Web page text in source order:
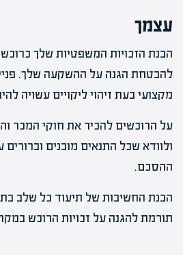
עצמך
הבנת הזכויות המשפטיות שלך
להבטחת הגנה על ההשקעה שלך.
מקצועי בעת זיהוי ליקויים עשויה
על הרוכשים להכיר את חוקי המכר
ולוודא שכל התנאים מובנים
ההסכם.
הבנת החשיבות של תיעוד כל שלב
תורמת להגנה על זכויות הרוכש